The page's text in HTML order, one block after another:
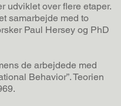
udviklet over flere etaper.
samarbejde med to
Paul Hersey og PhD
de arbejdede med
Behavior”. Teorien